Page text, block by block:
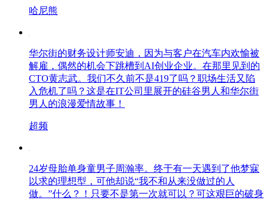
哈尼熊
华尔街的财务设计师安迪，因为与客户在汽车内欢愉被
解雇，偶然的机会下跳槽到AI创业企业。在那里见到的
CTO黄志武。我们不久前不是419了吗？职场生活又陷
入危机了吗？这是在IT公司里展开的硅谷男人和华尔街
男人的浪漫爱情故事！
超频
24岁母胎单身童男子周瀚率。终于有一天遇到了他梦寐
以求的理想型，可他却说“我不和从来没做过的人
做。”什么？！只要不是第一次就可以？可这艰巨的破身